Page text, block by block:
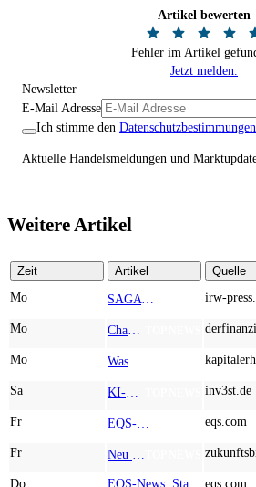
Artikel bewerten
Fehler im Artikel
Jetzt melden.
Newsletter
E-Mail Adresse
Ich stimme den Datenschutzbestimmungen
Aktuelle Handelsmeldungen und
Weitere Artikel
Zeit Artikel Quelle
Mo
irw-
Mo
Mo
Sa inv3st.de
Fr eqs.com
Fr
Do eqs.com